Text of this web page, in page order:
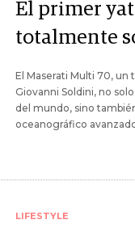
El primer
totalmente
El Maserati Multi 70, un
Giovanni Soldini, no
del mundo, sino
oceanográfico
LIFESTYLE